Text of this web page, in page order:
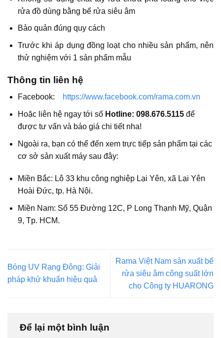
rửa đồ dùng bằng bể rửa siêu âm
Bảo quản đúng quy cách
Trước khi áp dụng đồng loạt cho nhiều sản phẩm, nên
thử nghiệm với 1 sản phẩm mẫu
Thông tin liên hệ
Facebook: https://www.facebook.com/rama.com.vn
Hoặc liên hệ ngay tới số Hotline: 098.676.5115 để
được tư vấn và báo giá chi tiết nha!
Ngoài ra, bạn có thể đến xem trực tiếp sản phẩm tại các
cơ sở sản xuất máy sau đây:
Miền Bắc: Lô 33 khu công nghiệp Lại Yên, xã Lại Yên
Hoài Đức, tp. Hà Nội.
Miền Nam: Số 55 Đường 12C, P Long Thạnh Mỹ, Quận
9, Tp. HCM.
Bóng UV Rạng Đông: Giải
pháp khử khuẩn hiệu quả
Rama Việt Nam sản xuất bể
rửa siêu âm công suất lớn
cho Công ty HUARONG
Để lại một bình luận